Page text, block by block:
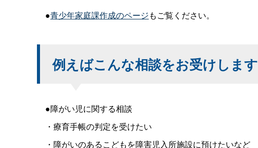
●青少年家庭課作成のページもご覧ください。
例えばこんな相談をお受けします
●障がい児に関する相談
・療育手帳の判定を受けたい
・障がいのあるこどもを障害児入所施設に預けたいなど